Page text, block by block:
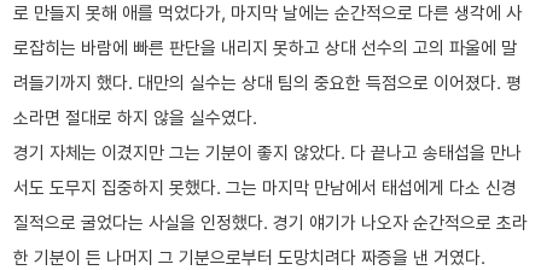
로 만들지 못해 애를 먹었다가, 마지막 날에는 순간적으로 다른 생각에 사
로잡히는 바람에 빠른 판단을 내리지 못하고 상대 선수의 고의 파울에 말
려들기까지 했다. 대만의 실수는 상대 팀의 중요한 득점으로 이어졌다. 평
소라면 절대로 하지 않을 실수였다.
경기 자체는 이겼지만 그는 기분이 좋지 않았다. 다 끝나고 송태섭을 만나
서도 도무지 집중하지 못했다. 그는 마지막 만남에서 태섭에게 다소 신경
질적으로 굴었다는 사실을 인정했다. 경기 얘기가 나오자 순간적으로 초라
한 기분이 든 나머지 그 기분으로부터 도망치려다 짜증을 낸 거였다.